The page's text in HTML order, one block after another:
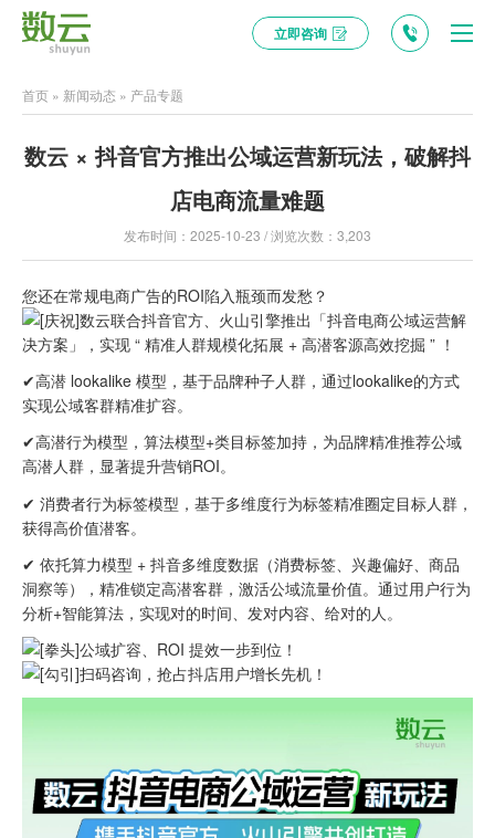
立即咨询
首页 » 新闻动态 » 产品专题
数云 × 抖音官方推出公域运营新玩法，破解抖
店电商流量难题
发布时间：2025-10-23 / 浏览次数：3,203
您还在常规电商广告的ROI陷入瓶颈而发愁？
数云联合抖音官方、火山引擎推出「抖音电商公域运营解
决方案」，实现 “ 精准人群规模化拓展 + 高潜客源高效挖掘 ” ！
✔高潜 lookalike 模型，基于品牌种子人群，通过lookalike的方式
实现公域客群精准扩容。
✔高潜行为模型，算法模型+类目标签加持，为品牌精准推荐公域
高潜人群，显著提升营销ROI。
✔ 消费者行为标签模型，基于多维度行为标签精准圈定目标人群，
获得高价值潜客。
✔ 依托算力模型 + 抖音多维度数据（消费标签、兴趣偏好、商品
洞察等），精准锁定高潜客群，激活公域流量价值。通过用户行为
分析+智能算法，实现对的时间、发对内容、给对的人。
公域扩容、ROI 提效一步到位！
扫码咨询，抢占抖店用户增长先机！